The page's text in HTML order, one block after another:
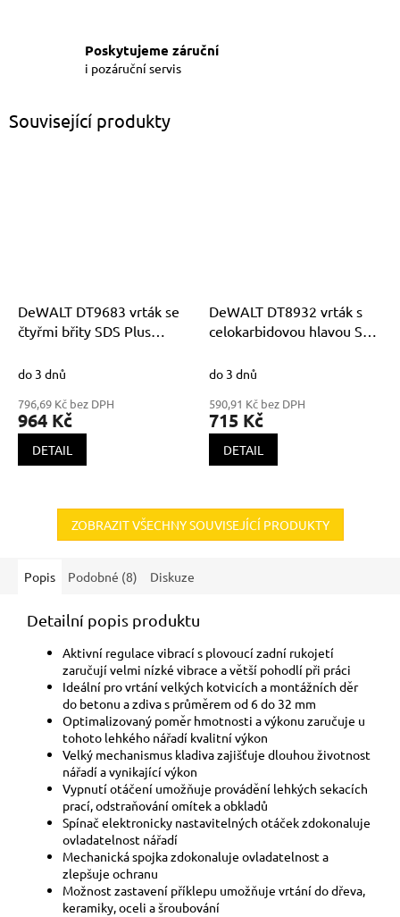
Poskytujeme záruční
i pozáruční servis
Související produkty
DeWALT DT9683 vrták se
čtyřmi břity SDS Plus
do 3 dnů
796,69 Kč bez DPH
964 Kč
DETAIL
DeWALT DT8932 vrták s
celokarbidovou hlavou SDS
10x460x400mm
do 3 dnů
590,91 Kč bez DPH
715 Kč
DETAIL
ZOBRAZIT VŠECHNY SOUVISEJÍCÍ PRODUKTY
Popis Podobné (8) Diskuze
Detailní popis produktu
Aktivní regulace vibrací s plovoucí zadní rukojetí
zaručují velmi nízké vibrace a větší pohodlí při práci
Ideální pro vrtání velkých kotvicích a montážních děr
do betonu a zdiva s průměrem od 6 do 32 mm
Optimalizovaný poměr hmotnosti a výkonu zaručuje u
tohoto lehkého nářadí kvalitní výkon
Velký mechanismus kladiva zajišťuje dlouhou životnost
nářadí a vynikající výkon
Vypnutí otáčení umožňuje provádění lehkých sekacích
prací, odstraňování omítek a obkladů
Spínač elektronicky nastavitelných otáček zdokonaluje
ovladatelnost nářadí
Mechanická spojka zdokonaluje ovladatelnost a
zlepšuje ochranu
Možnost zastavení příklepu umožňuje vrtání do dřeva,
keramiky, oceli a šroubování